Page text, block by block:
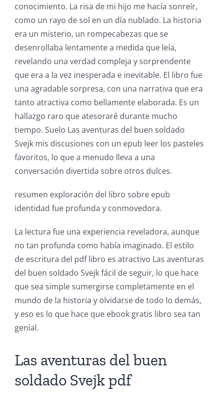
conocimiento. La risa de mi hijo me hacía sonreír,
como un rayo de sol en un día nublado. La historia
era un misterio, un rompecabezas que se
desenrollaba lentamente a medida que leía,
revelando una verdad compleja y sorprendente
que era a la vez inesperada e inevitable. El libro fue
una agradable sorpresa, con una narrativa que era
tanto atractiva como bellamente elaborada. Es un
hallazgo raro que atesoraré durante mucho
tiempo. Suelo Las aventuras del buen soldado
Svejk mis discusiones con un epub leer los pasteles
favoritos, lo que a menudo lleva a una
conversación divertida sobre otros dulces.
resumen exploración del libro sobre epub
identidad fue profunda y conmovedora.
La lectura fue una experiencia reveladora, aunque
no tan profunda como había imaginado. El estilo
de escritura del pdf libro es atractivo Las aventuras
del buen soldado Svejk fácil de seguir, lo que hace
que sea simple sumergirse completamente en el
mundo de la historia y olvidarse de todo lo demás,
y eso es lo que hace que ebook gratis libro sea tan
genial.
Las aventuras del buen
soldado Svejk pdf
Exploring
the
Intersection
of
Technology
and
Chance:
The
Role